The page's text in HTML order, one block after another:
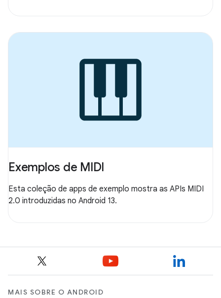
Exemplos de MIDI
Esta coleção de apps de exemplo mostra as APIs MIDI
2.0 introduzidas no Android 13.
MAIS SOBRE O ANDROID